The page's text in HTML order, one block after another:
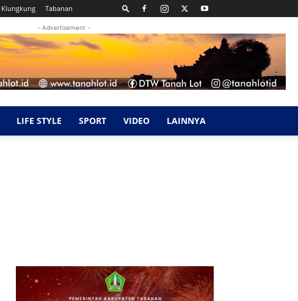
Klungkung Tabanan
- Advertisement -
LIFE STYLE SPORT VIDEO LAINNYA